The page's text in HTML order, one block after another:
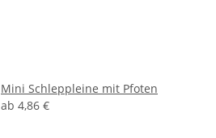
Mini Schleppleine mit Pfoten
ab 4,86 €